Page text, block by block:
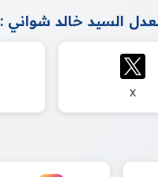
السيد خالد شواني :
X